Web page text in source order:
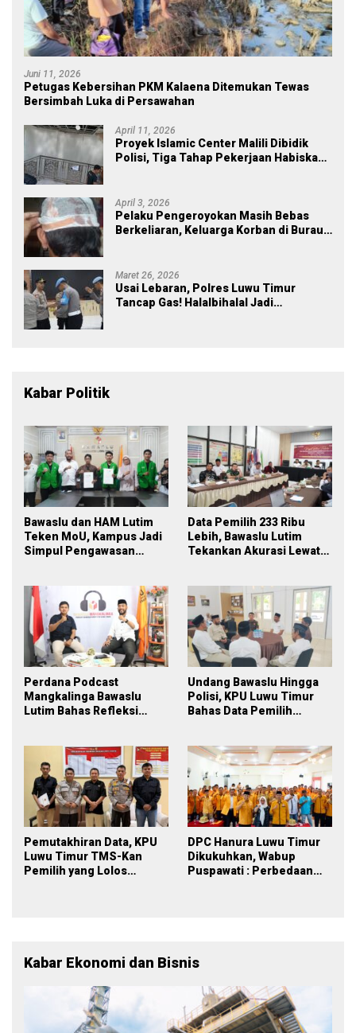
Juni 11, 2026
Petugas Kebersihan PKM Kalaena Ditemukan Tewas
Bersimbah Luka di Persawahan
April 11, 2026
Proyek Islamic Center Malili Dibidik
Polisi, Tiga Tahap Pekerjaan Habiskan
April 3, 2026
Pelaku Pengeroyokan Masih Bebas
Berkeliaran, Keluarga Korban di Burau
Maret 26, 2026
Usai Lebaran, Polres Luwu Timur
Tancap Gas! Halalbihalal Jadi
Kabar Politik
Bawaslu dan HAM Lutim
Teken MoU, Kampus Jadi
Simpul Pengawasan
Data Pemilih 233 Ribu
Lebih, Bawaslu Lutim
Tekankan Akurasi Lewat
Perdana Podcast
Mangkalinga Bawaslu
Lutim Bahas Refleksi
Undang Bawaslu Hingga
Polisi, KPU Luwu Timur
Bahas Data Pemilih
Pemutakhiran Data, KPU
Luwu Timur TMS-Kan
Pemilih yang Lolos
DPC Hanura Luwu Timur
Dikukuhkan, Wabup
Puspawati : Perbedaan
Kabar Ekonomi dan Bisnis